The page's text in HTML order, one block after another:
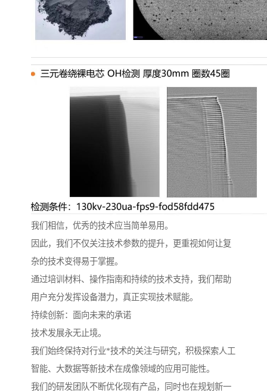
我们相信，优秀的技术应当简单易用。
因此，我们不仅关注技术参数的提升，更重视如何让复
杂的技术变得易于掌握。
通过培训材料、操作指南和持续的技术支持，我们帮助
用户充分发挥设备潜力，真正实现技术赋能。
持续创新：面向未来的承诺
技术发展永无止境。
我们始终保持对行业*技术的关注与研究，积极探索人工
智能、大数据等新技术在成像领域的应用可能性。
我们的研发团队不断优化现有产品，同时也在规划新一